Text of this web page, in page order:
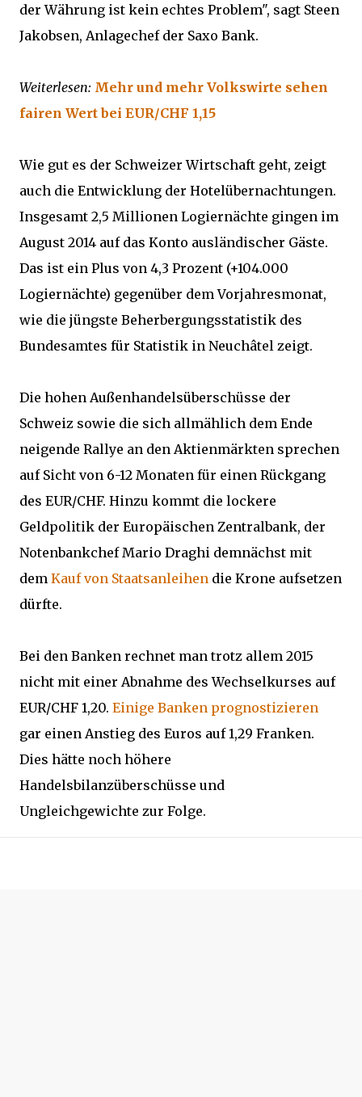
der Währung ist kein echtes Problem", sagt Steen
Jakobsen, Anlagechef der Saxo Bank.
Weiterlesen: Mehr und mehr Volkswirte sehen
fairen Wert bei EUR/CHF 1,15
Wie gut es der Schweizer Wirtschaft geht, zeigt
auch die Entwicklung der Hotelübernachtungen.
Insgesamt 2,5 Millionen Logiernächte gingen im
August 2014 auf das Konto ausländischer Gäste.
Das ist ein Plus von 4,3 Prozent (+104.000
Logiernächte) gegenüber dem Vorjahresmonat,
wie die jüngste Beherbergungsstatistik des
Bundesamtes für Statistik in Neuchâtel zeigt.
Die hohen Außenhandelsüberschüsse der
Schweiz sowie die sich allmählich dem Ende
neigende Rallye an den Aktienmärkten sprechen
auf Sicht von 6-12 Monaten für einen Rückgang
des EUR/CHF. Hinzu kommt die lockere
Geldpolitik der Europäischen Zentralbank, der
Notenbankchef Mario Draghi demnächst mit
dem Kauf von Staatsanleihen die Krone aufsetzen
dürfte.
Bei den Banken rechnet man trotz allem 2015
nicht mit einer Abnahme des Wechselkurses auf
EUR/CHF 1,20. Einige Banken prognostizieren
gar einen Anstieg des Euros auf 1,29 Franken.
Dies hätte noch höhere
Handelsbilanzüberschüsse und
Ungleichgewichte zur Folge.